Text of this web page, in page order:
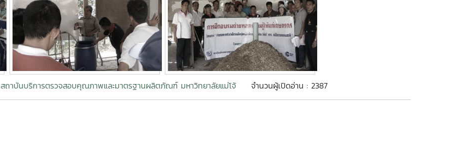
สถาบันบริการตรวจสอบคุณภาพและมาตรฐานผลิตภัณฑ์ มหาวิทยาลัยแม่โจ้ จำนวนผู้เปิดอ่าน : 2387